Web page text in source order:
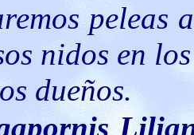
peleas
nidos en
dueños.